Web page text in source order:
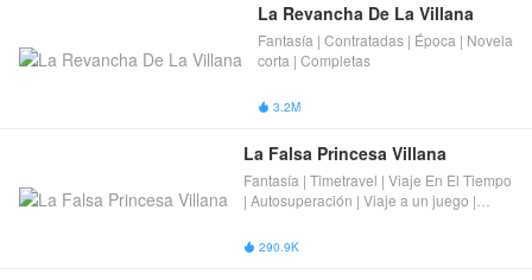
La Revancha De La Villana
Fantasía | Contratadas | Época | Novela
corta | Completas
 3.2M
La Falsa Princesa Villana
Fantasía | Timetravel | Viaje En El Tiempo
| Autosuperación | Viaje a un juego |
 290.9K